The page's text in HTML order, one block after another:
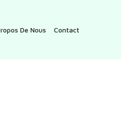
De Nous Contact